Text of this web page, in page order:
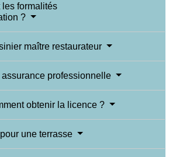
formalités
?
maître restaurateur
assurance professionnelle
obtenir la licence ?
une terrasse